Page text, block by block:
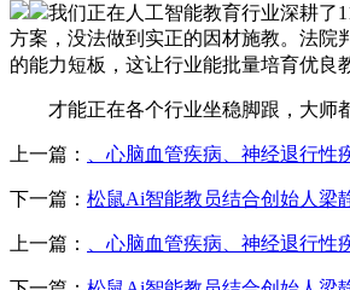
我们正在人工智能教育行业深耕了
方案，没法做到实正的因材施教。法院
的能力短板，这让行业能批量培育优良
才能正在各个行业坐稳脚跟，大师都
上一篇： 、心脑血管疾病、神经退行性
下一篇： 松鼠Ai智能教员结合创始人梁
上一篇： 、心脑血管疾病、神经退行性